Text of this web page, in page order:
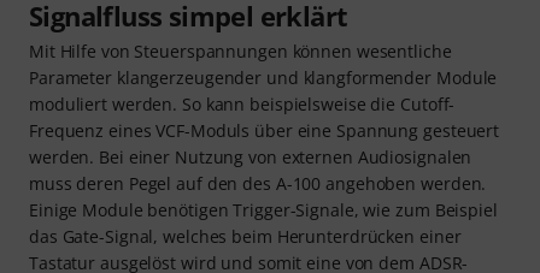
Signalfluss simpel erklärt
Mit Hilfe von Steuerspannungen können wesentliche
Parameter klangerzeugender und klangformender Module
moduliert werden. So kann beispielsweise die Cutoff-
Frequenz eines VCF-Moduls über eine Spannung gesteuert
werden. Bei einer Nutzung von externen Audiosignalen
muss deren Pegel auf den des A-100 angehoben werden.
Einige Module benötigen Trigger-Signale, wie zum Beispiel
das Gate-Signal, welches beim Herunterdrücken einer
Tastatur ausgelöst wird und somit eine von dem ADSR-